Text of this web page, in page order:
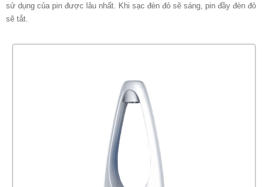
sử dụng của pin được lâu nhất. Khi sạc đèn đỏ sẽ sáng, pin đầy đèn đỏ
sẽ tắt.